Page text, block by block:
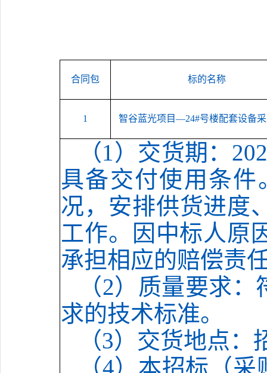
合同包 标的名称
1 智谷蓝光项目—24#号楼配套设备
（1） 交货期：
具备交付使用条件
况， 安排供货进度
工作。因中标人原
承担相应的赔偿责
（2） 质量要求：
求的技术标准。
（3） 交货地点：
（4） 本招标（采